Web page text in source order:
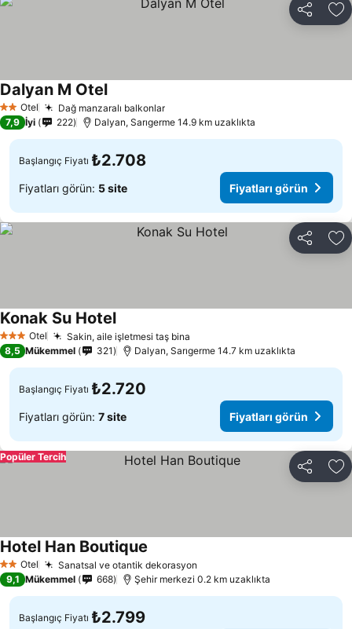
Paylaş
2 Yıldız
Otel Dağ manzaralı balkonlar
Dalyan M Otel
7,9 İyi 222 Dalyan, Sarıgerme 14.9 km uzaklıkta
Başlangıç Fiyatı ₺2.708
Fiyatları görün: 5 site Fiyatları görün
Paylaş
3 YıldızOtel Sakin, aile işletmesi taş bina
Konak Su Hotel
8,5 Mükemmel 321 Dalyan, Sarıgerme 14.7 km uzaklıkta
Başlangıç Fiyatı ₺2.720
Fiyatları görün: 7 site Fiyatları görün
Paylaş
Popüler Tercih
2 Yıldız
Otel Sanatsal ve otantik dekorasyon
Hotel Han Boutique
9,1 Mükemmel 668 Şehir merkezi 0.2 km uzaklıkta
Başlangıç Fiyatı ₺2.799